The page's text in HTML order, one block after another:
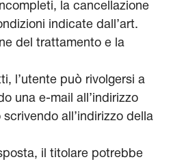
la cancellazione
indicate dall’art.
del trattamento e la
l’utente può rivolgersi a
una e-mail all’indirizzo
all’indirizzo della
il titolare potrebbe